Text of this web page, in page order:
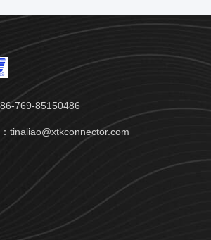
769-85150486
tinaliao@xtkconnector.com